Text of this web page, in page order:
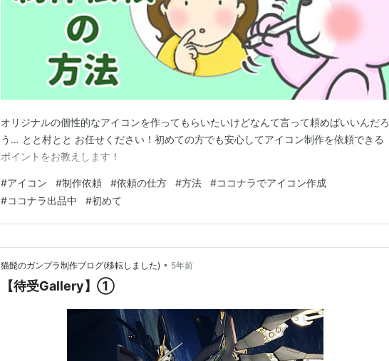
オリジナルの個性的なアイコンを作ってもらいたいけどなんて言って頼めばいいんだろ
う… とと村とと お任せください！初めての方でも安心してアイコン制作を依頼できる
ポイントをお教えします！
#アイコン #制作依頼 #依頼の仕方 #方法 #ココナラでアイコン作成
#ココナラ出品中 #初めて
猫髭のガンプラ制作ブログ(移転しました) • 5年前
【待受Gallery】①